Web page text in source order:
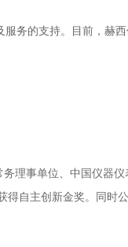
服务的支持。 目前，赫
理事单位、中国仪器
得自主创新金奖。同时